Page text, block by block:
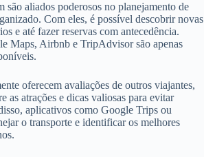
são aliados poderosos no planejamento de
Com eles, é possível descobrir novas
e até fazer reservas com antecedência.
Maps, Airbnb e TripAdvisor são apenas
oferecem avaliações de outros viajantes,
as atrações e dicas valiosas para evitar
aplicativos como Google Trips ou
o transporte e identificar os melhores